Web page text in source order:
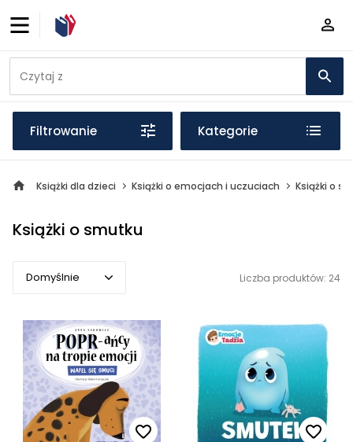
Filtrowanie Kategorie
Książki dla dzieci Książki o emocjach i uczuciach Książki o
Książki o smutku
Domyślnie
Domyślnie
Popularne
Cena rosnąco
Cena malejąco
Liczba produktów: 24